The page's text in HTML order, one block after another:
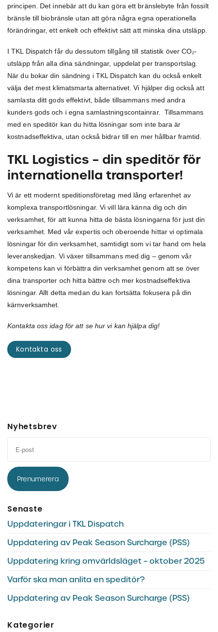
principen. Det innebär att du kan göra ett bränslebyte från fossilt
bränsle till biobränsle utan att göra några egna operationella
förändringar, ett enkelt och effektivt sätt att minska dina utsläpp.
I TKL Dispatch får du dessutom tillgång till statistik över CO₂-
utsläpp från alla dina sändningar, uppdelat per transportslag.
När du bokar din sändning i TKL Dispatch kan du också enkelt
välja det mest klimatsmarta alternativet. Vi hjälper dig också att
samlasta ditt gods effektivt, både tillsammans med andra
kunders gods och i egna samlastningscontainrar. Tillsammans
med en speditör kan du hitta lösningar som inte bara är
kostnadseffektiva, utan också bidrar till en mer hållbar framtid.
TKL Logistics – din speditör för
internationella transporter!
Vi är ett modernt speditionsföretag med lång erfarenhet av
komplexa transportlösningar. Vi vill lära känna dig och din
verksamhet, för att kunna hitta de bästa lösningarna för just din
verksamhet. Med vår expertis och oberoende hittar vi optimala
lösningar för din verksamhet, samtidigt som vi tar hand om hela
leveranskedjan. Vi växer tillsammans med dig – genom vår
kompetens kan vi förbättra din verksamhet genom att se över
dina transporter och hitta bättre och mer kostnadseffektiva
lösningar. Allt detta medan du kan fortsätta fokusera på din
kärnverksamhet.
Kontakta oss idag för att se hur vi kan hjälpa dig!
Kontakta oss
Nyhetsbrev
Prenumerera
Senaste
Uppdateringar i TKL Dispatch
Uppdatering av Peak Season Surcharge (PSS)
Uppdatering kring omvärldsläget – oktober 2025
Varför ska man anlita en speditör?
Uppdatering av Peak Season Surcharge (PSS)
Kategorier